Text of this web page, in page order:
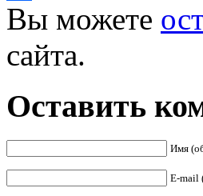
Facebook
Вы можете
сайта.
Оставить
Имя
E-mail